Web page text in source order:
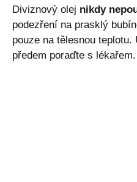
Diviznový olej nikdy
podezření na prasklý
pouze na tělesnou
předem poraďte s lékařem.